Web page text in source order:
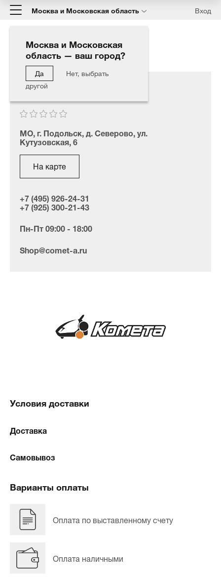
Москва и Московская область
Москва и Московская
область — ваш город?
Да
Нет, выбрать
другой
Вход
Главная Наши дилеры Комета
Комета
МО, г. Подольск, д. Северово, ул.
Кутузовская, 6
На карте
+7 (495) 926-24-31
+7 (925) 300-21-43
Пн-Пт 09:00 - 18:00
Shop@comet-a.ru
Условия доставки
Доставка
Самовывоз
Варианты оплаты
Оплата по выставленному счету
Оплата наличными